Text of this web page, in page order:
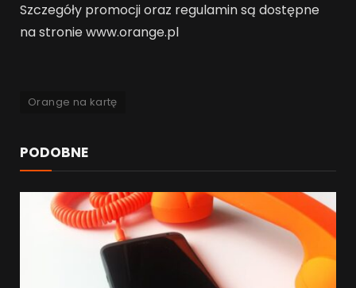
Szczegóły promocji oraz regulamin są dostępne
na stronie www.orange.pl
Orange na kartę
PODOBNE